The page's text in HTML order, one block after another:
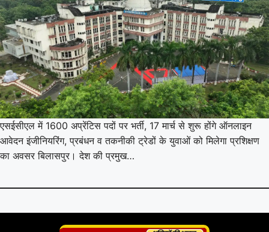
एसईसीएल में 1600 अप्रेंटिस पदों पर भर्ती, 17 मार्च से शुरू होंगे ऑनलाइन
आवेदन इंजीनियरिंग, प्रबंधन व तकनीकी ट्रेडों के युवाओं को मिलेगा प्रशिक्षण
का अवसर बिलासपुर। देश की प्रमुख…